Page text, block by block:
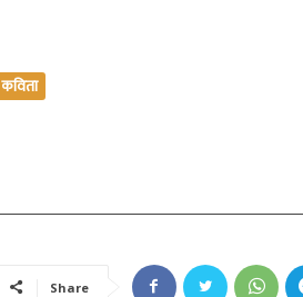
कविता
Share